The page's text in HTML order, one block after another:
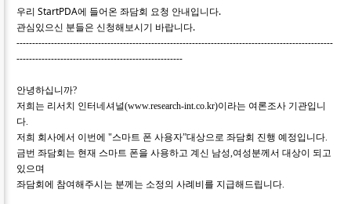
우리 StartPDA에 들어온 좌담회 요청 안내입니다.
관심있으신 분들은 신청해보시기 바랍니다.
-----------------------------------------------------------------------------------------------------
-----------------------------------------------------
안녕하십니까?
저희는 리서치 인터네셔널(www.research-int.co.kr)이라는 여론조사 기관입니
다.
저희 회사에서 이번에 "스마트 폰 사용자”대상으로 좌담회 진행 예정입니다.
금번 좌담회는 현재 스마트 폰을 사용하고 계신 남성,여성분께서 대상이 되고
있으며
좌담회에 참여해주시는 분께는 소정의 사례비를 지급해드립니다.
Sketchbook5, 스케치북5
Sketchbook5, 스케치북5